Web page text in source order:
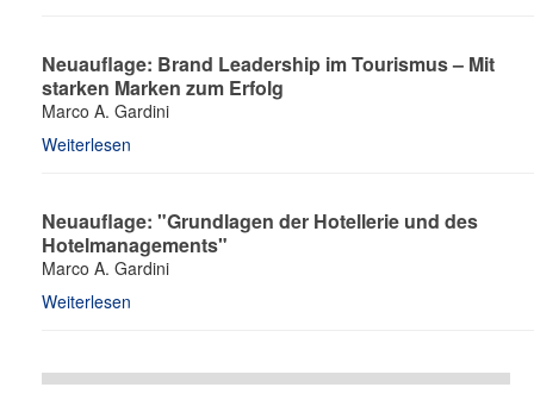
Neuauflage: Brand Leadership im Tourismus – Mit
starken Marken zum Erfolg
Marco A. Gardini
Weiterlesen
Neuauflage: "Grundlagen der Hotellerie und des
Hotelmanagements"
Marco A. Gardini
Weiterlesen